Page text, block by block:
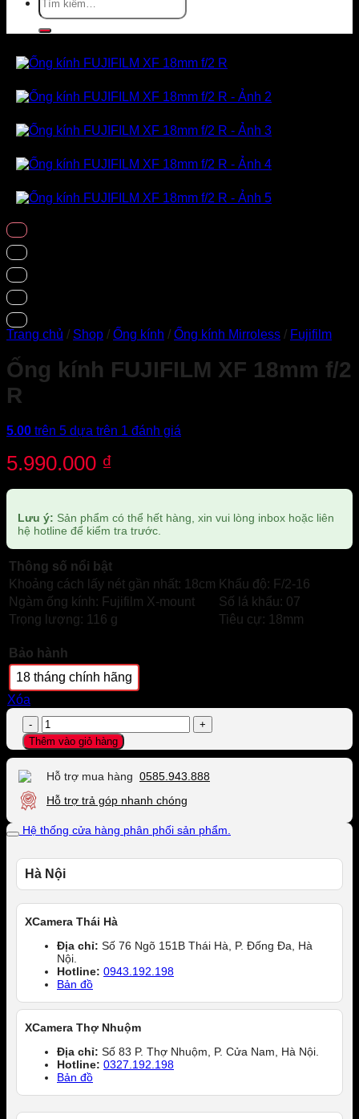
kiếm:
Trang chủ / Shop / Ống kính / Ống kính Mirroless / Fujifilm
Ống kính FUJIFILM XF 18mm f/2
R
5.00 trên 5 dựa trên 1 đánh giá
5.990.000 ₫
Lưu ý: Sản phẩm có thể hết hàng, xin vui lòng inbox hoặc liên
hệ hotline để kiểm tra trước.
Thông số nổi bật
Khoảng cách lấy nét gần nhất: 18cm Khẩu độ: F/2-16
Ngàm ống kính: Fujifilm X-mount
Số lá khẩu: 07
Trọng lượng: 116 g
Tiêu cự: 18mm
Bảo hành
18 tháng chính hãng
Xóa
Ống
kính
FUJIFILM
18mm
f/2
R
số
lượng
Thêm vào giỏ hàng
Hỗ trợ mua hàng 0585.943.888
Hỗ trợ trả góp nhanh chóng
Hệ thống cửa hàng phân phối sản phẩm.
Hà Nội
XCamera Thái Hà
Địa chỉ: Số 76 Ngõ 151B Thái Hà, P. Đống Đa, Hà
Nội.
Hotline: 0943.192.198
Bản đồ
XCamera Thợ Nhuộm
Địa chỉ: Số 83 P. Thợ Nhuộm, P. Cửa Nam, Hà Nội.
Hotline: 0327.192.198
Bản đồ